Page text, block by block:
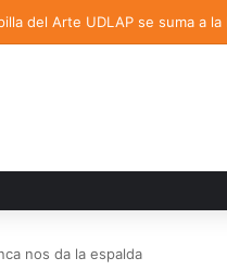
del Arte UDLAP se suma a
nos da la espalda